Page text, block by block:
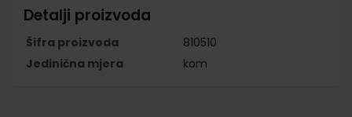
Detalji proizvoda
Šifra proizvoda
810510
Jedinična mjera
kom